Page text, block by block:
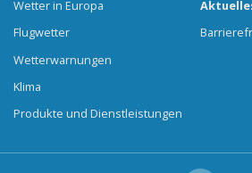
Wetter in Europa
Flugwetter
Wetterwarnungen
Klima
Produkte und Dienstleistungen